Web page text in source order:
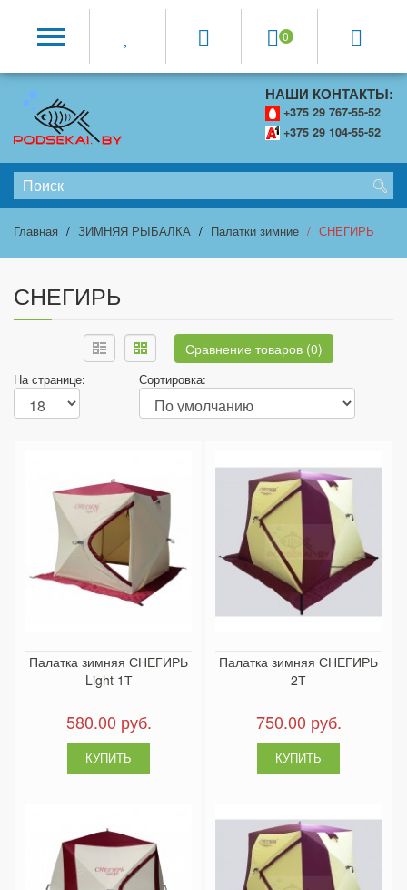
0
НАШИ КОНТАКТЫ:
+375 29 767-55-52
+375 29 104-55-52
Главная ЗИМНЯЯ РЫБАЛКА Палатки зимние СНЕГИРЬ
СНЕГИРЬ
Сравнение товаров (0)
На странице: Сортировка:
Палатка зимняя СНЕГИРЬ
Light 1Т
580.00 руб.
Палатка зимняя СНЕГИРЬ
2Т
750.00 руб.